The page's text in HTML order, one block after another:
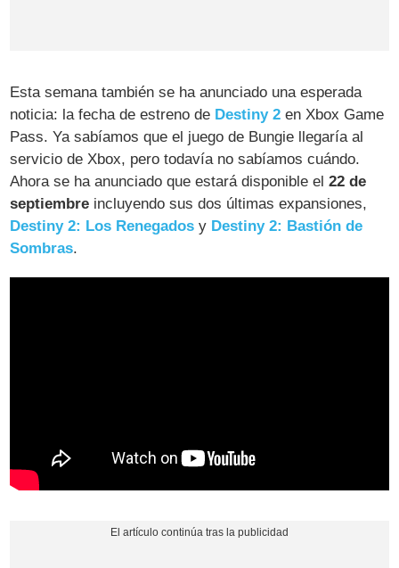
Esta semana también se ha anunciado una esperada
noticia: la fecha de estreno de Destiny 2 en Xbox Game
Pass. Ya sabíamos que el juego de Bungie llegaría al
servicio de Xbox, pero todavía no sabíamos cuándo.
Ahora se ha anunciado que estará disponible el22 de
septiembre incluyendo sus dos últimas expansiones,
Destiny 2: Los Renegados y Destiny 2: Bastión de
Sombras.